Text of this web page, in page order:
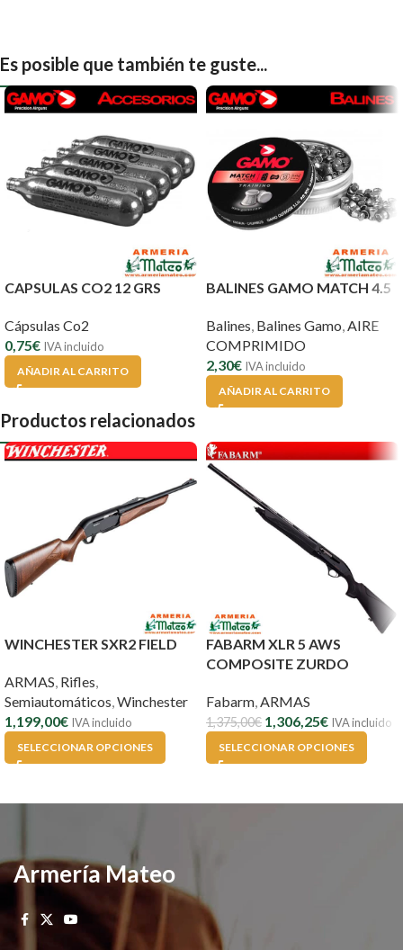
Es posible que también te guste...
CAPSULAS CO2 12 GRS
Cápsulas Co2
0,75€ IVA incluido
AÑADIR AL CARRITO
BALINES GAMO MATCH 4.5
Balines, Balines Gamo,AIRE
COMPRIMIDO
2,30€ IVA incluido
AÑADIR AL CARRITO
Productos relacionados
WINCHESTER SXR2 FIELD
ARMAS, Rifles,
Semiautomáticos,Winchester
1,199,00€ IVA incluido
SELECCIONAR OPCIONES
FABARM XLR 5 AWS
COMPOSITE ZURDO
Fabarm,ARMAS
1,375,00€ 1,306,25€ IVA incluido
SELECCIONAR OPCIONES
Armería Mateo